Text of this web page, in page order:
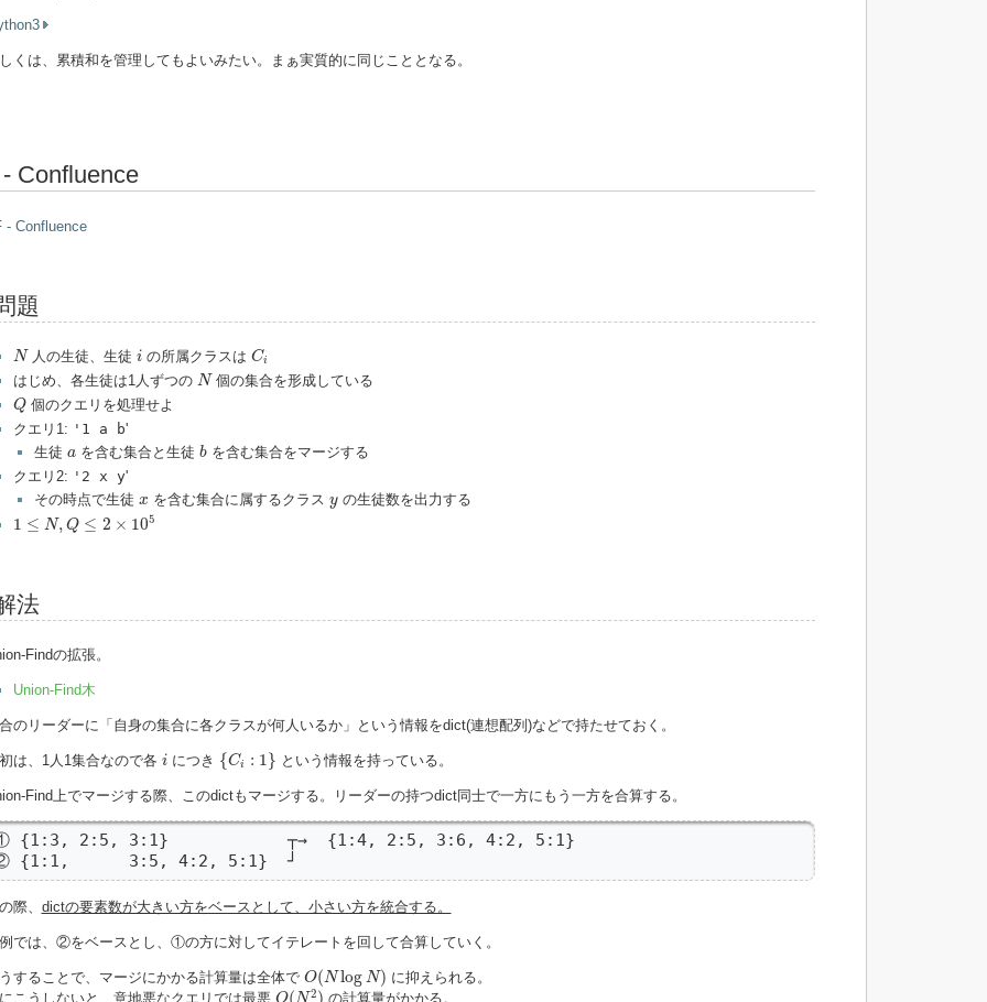
くは、累積和を管理してもよいみたい。まぁ実質的に同じこととなる。
Confluence
- Confluence
題
N
N人の生徒、生徒 iの所属クラスは Ci
Ci
はじめ、各生徒は1人ずつの N
N 個の集合を形成している
Q
Q個のクエリを処理せよ
クエリ1: '1 a b'
生徒 a
a を含む集合と生徒 b
b を含む集合をマージする
クエリ2: '2 x y'
その時点で生徒 x
x を含む集合に属するクラス y
y の生徒数を出力する
1 ≤ N, Q ≤ 2 × 105
1 N Q 2× 105
法
Findの拡張。
Union-Find木
のリーダーに「自身の集合に各クラスが何人いるか」という情報をdict(連想配列)などで持たせておく。
は、1人1集合なので各 iにつき {Ci : 1}
{Ci: という情報を持っている。
Find上でマージする際、このdictもマージする。リーダーの持つdict同士で一方にもう一方を合算する。
{1:3, 2:5, 3:1}            ┬→  {1:4, 2:5, 3:6, 4:2, 5:1}
{1:1,      3:5, 4:2, 5:1}  ┘
際、 dictの要素数が大きい方をベースとして、小さい方を統合する。
では、②をベースとし、①の方に対してイテレートを回して合算していく。
することで、マージにかかる計算量は全体で O(N log N)
O(Nlog )
に抑えられる。
こうしないと、意地悪なクエリでは最悪
2
O(N2)
の計算量がかかる。